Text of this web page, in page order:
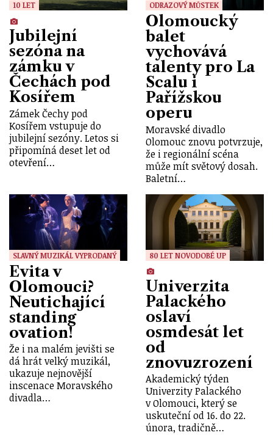
10 LET
Jubilejní
sezóna na
zámku v
Čechách pod
Kosířem
Zámek Čechy pod
Kosířem vstupuje do
jubilejní sezóny. Letos si
připomíná deset let od
otevření…
ODRAZOVÝ MŮSTEK
Olomoucký
balet
vychovává
talenty pro La
Scalu i
Pařížskou
operu
Moravské divadlo
Olomouc znovu potvrzuje,
že i regionální scéna
může mít světový dosah.
Baletní…
SLAVNÝ MUZIKÁL VYPRODANÝ
Evita v
Olomouci?
Neutichající
standing
ovation!
Že i na malém jevišti se
dá hrát velký muzikál,
ukazuje nejnovější
inscenace Moravského
divadla…
80 LET NOVODOBÉ UP
Univerzita
Palackého
oslaví
osmdesát let
od
znovuzrození
Akademický týden
Univerzity Palackého
v Olomouci, který se
uskuteční od 16. do 22.
února, tradičně…